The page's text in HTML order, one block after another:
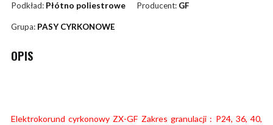
Podkład: Płótno poliestrowe Producent: GF
Grupa: PASY CYRKONOWE
OPIS
Elektrokorund cyrkonowy ZX-GF Zakres granulacji : P24, 36, 40,